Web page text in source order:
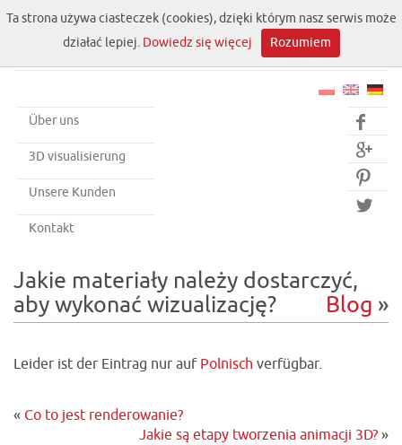




Über uns
3D visualisierung
Unsere Kunden
Kontakt
Jakie materiały należy dostarczyć,
aby wykonać wizualizację?
Blog »
Leider ist der Eintrag nur auf Polnisch verfügbar.
« Co to jest renderowanie?
Jakie są etapy tworzenia animacji 3D? »
Ta strona używa ciasteczek (cookies), dzięki którym nasz serwis może
działać lepiej. Dowiedz się więcej Rozumiem